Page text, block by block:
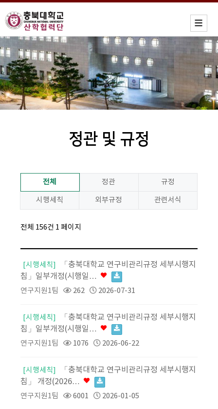
정관 및 규정
전체 정관 규정
시행세칙 외부규정 관련서식
전체 156건 1 페이지
[시행세칙]
「충북대학교 연구비관리규정 세부시행지
침」일부개정(시행일…
연구지원1팀 262 2026-07-31
[시행세칙]
「충북대학교 연구비관리규정 세부시행지
침」일부개정(시행일…
연구지원1팀 1076 2026-06-22
[시행세칙]
「충북대학교 연구비관리규정 세부시행지
침」 개정(2026…
연구지원1팀 6001 2026-01-05